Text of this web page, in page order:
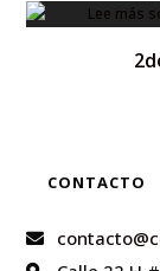
CONTACTO